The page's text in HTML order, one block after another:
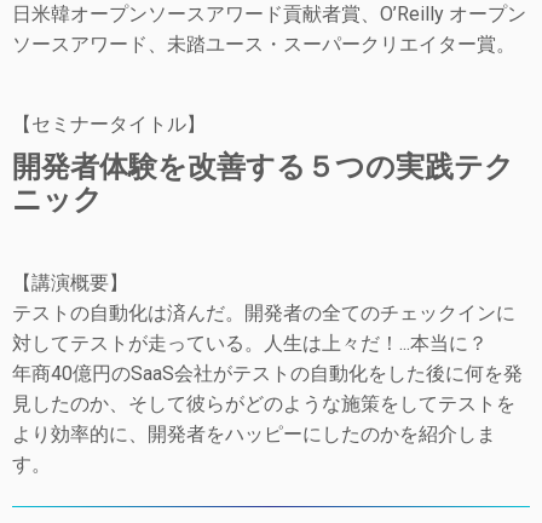
日米韓オープンソースアワード貢献者賞、O’Reilly オープン
ソースアワード、未踏ユース・スーパークリエイター賞。
【セミナータイトル】
開発者体験を改善する５つの実践テク
ニック
【講演概要】
テストの自動化は済んだ。開発者の全てのチェックインに
対してテストが走っている。人生は上々だ！...本当に？
年商40億円のSaaS会社がテストの自動化をした後に何を発
見したのか、そして彼らがどのような施策をしてテストを
より効率的に、開発者をハッピーにしたのかを紹介しま
す。